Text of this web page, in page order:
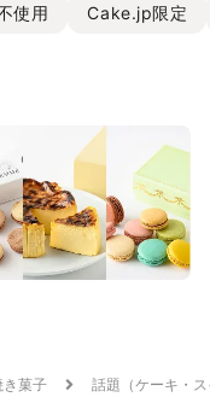
使用 Cake.jp限定
き菓子 話題（ケーキ・